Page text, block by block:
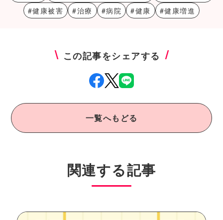
#健康被害
#治療 #病院 #健康 #健康増進
この記事をシェアする
一覧へもどる
関連する記事